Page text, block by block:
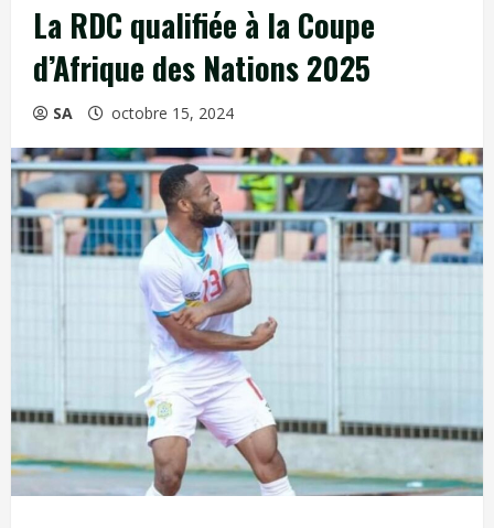
La RDC qualifiée à la Coupe
d’Afrique des Nations 2025
SA octobre 15, 2024